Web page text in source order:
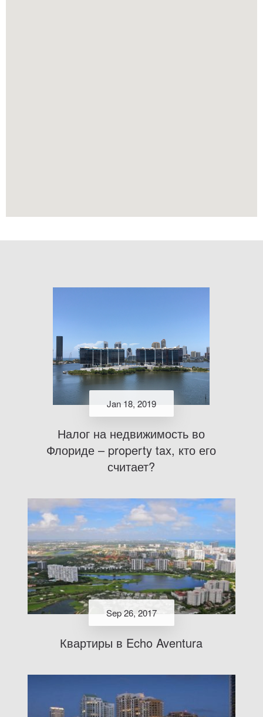
Jan 18, 2019
Налог на недвижимость во
Флориде – property tax, кто его
считает?
Sep 26, 2017
Квартиры в Echo Aventura